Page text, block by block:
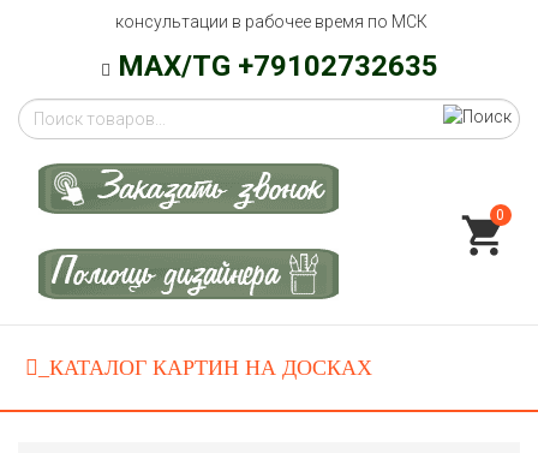
консультации в рабочее время по МСК
MAX/TG +79102732635
0